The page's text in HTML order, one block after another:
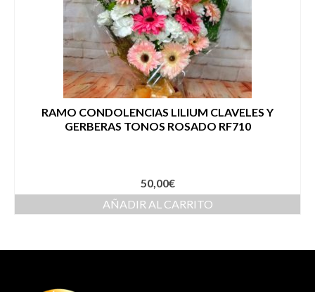
RAMO CONDOLENCIAS LILIUM CLAVELES Y
GERBERAS TONOS ROSADO RF710
50,00€
AÑADIR AL CARRITO